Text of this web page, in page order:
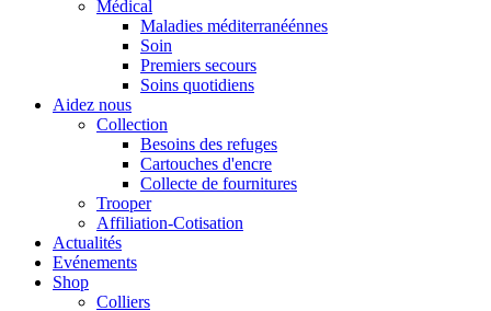
Médical
Maladies méditerranéénnes
Soin
Premiers secours
Soins quotidiens
Aidez nous
Collection
Besoins des refuges
Cartouches d'encre
Collecte de fournitures
Trooper
Affiliation-Cotisation
Actualités
Evénements
Shop
Colliers